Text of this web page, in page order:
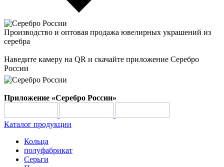
Производство и оптовая продажа ювелирных украшений из
серебра
Наведите камеру на QR и скачайте приложение Серебро
России
Приложение «Серебро России»
Каталог продукции
Кольца
полуфабрикат
Серьги